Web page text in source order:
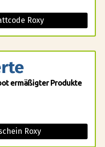
Roxy
ermäßigter Produkte
Roxy